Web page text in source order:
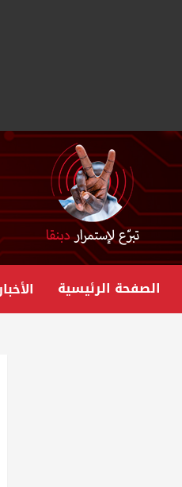
الصفحة الرئيسية